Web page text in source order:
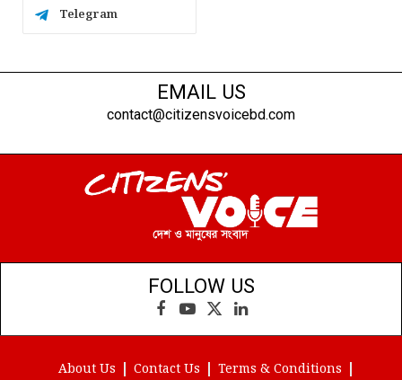
Telegram
EMAIL US
contact@citizensvoicebd.com
FOLLOW US
Facebook
YouTube
X
(Twitter)
LinkedIn
About Us Contact Us Terms & Conditions